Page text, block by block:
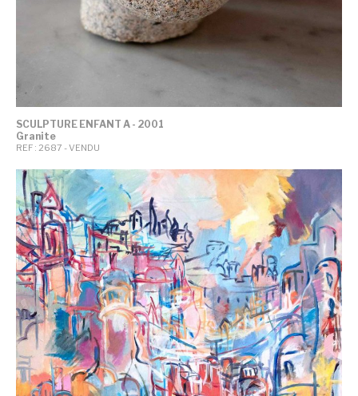
SCULPTURE ENFANT A - 2001
Granite
REF : 2687 - VENDU